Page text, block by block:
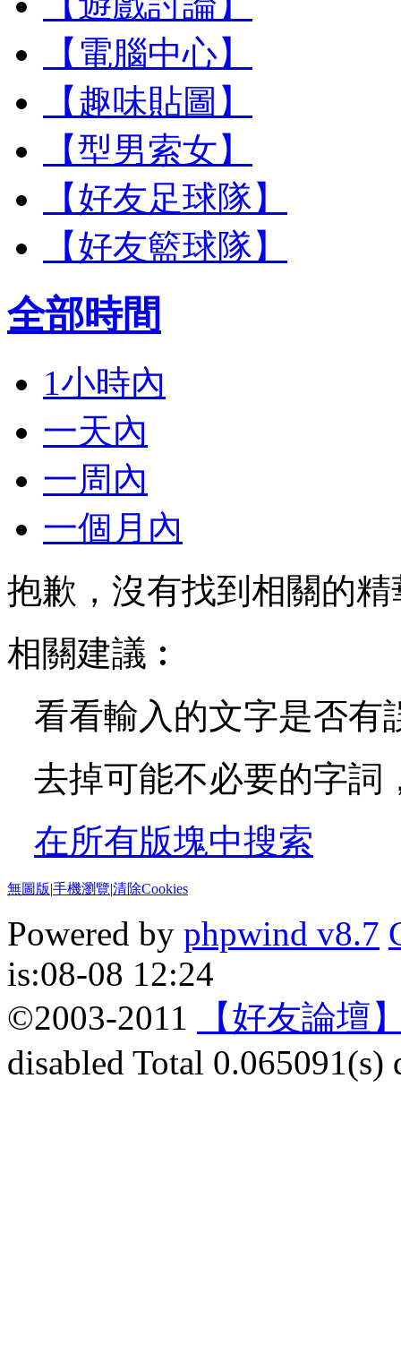
【電腦中心】
【趣味貼圖】
【型男索女】
【好友足球隊】
【好友籃球隊】
全部時間
1小時內
一天內
一周內
一個月內
抱歉，沒有找到相關的精
相關建議︰
看看輸入的文字是否有
去掉可能不必要的字詞
在所有版塊中搜索
無圖版|手機瀏覽|清除Cookies
Powered by phpwind v8.7
is:08-08 12:24
©2003-2011
【好友論壇
disabled Total 0.065091(s)